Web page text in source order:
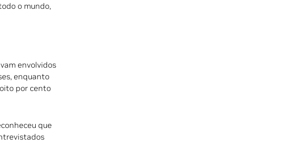
o mundo,
envolvidos
enquanto
por cento
que